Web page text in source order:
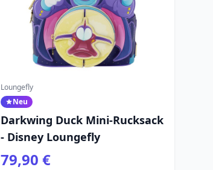
Loungefly
Neu
Darkwing Duck Mini-Rucksack
- Disney Loungefly
79,90 €